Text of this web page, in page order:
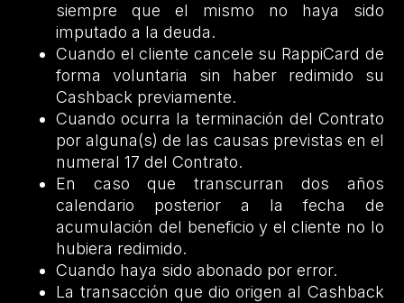
siempre que el mismo no haya sido
imputado a la deuda.
Cuando el cliente cancele su RappiCard de
forma voluntaria sin haber redimido su
Cashback previamente.
Cuando ocurra la terminación del Contrato
por alguna(s) de las causas previstas en el
numeral 17 del Contrato.
En caso que transcurran dos años
calendario posterior a la fecha de
acumulación del beneficio y el cliente no lo
hubiera redimido.
Cuando haya sido abonado por error.
La transacción que dio origen al Cashback